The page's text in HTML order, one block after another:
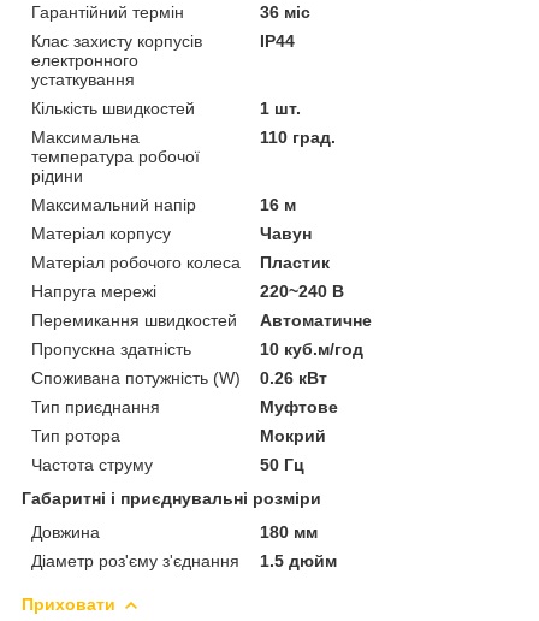
Гарантійний термін
36 міс
Клас захисту корпусів
електронного
устаткування
IP44
Кількість швидкостей
1 шт.
Максимальна
температура робочої
рідини
110 град.
Максимальний напір
16 м
Матеріал корпусу
Чавун
Матеріал робочого колеса
Пластик
Напруга мережі
220~240 В
Перемикання швидкостей
Автоматичне
Пропускна здатність
10 куб.м/год
Споживана потужність (W)
0.26 кВт
Тип приєднання
Муфтове
Тип ротора
Мокрий
Частота струму
50 Гц
Габаритні і приєднувальні розміри
Довжина
180 мм
Діаметр роз'єму з'єднання
1.5 дюйм
Приховати